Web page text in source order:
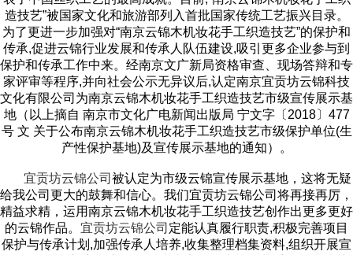
造技艺”被国家文化和旅游部列入首批国家传统工艺振兴目录。
为了更进一步加强对“南京云锦木机妆花手工织造技艺”的保护和
传承,促进云锦行业发展和传承人队伍建设,吸引更多企业参与到
保护和传承工作中来。经南京文广新局资格审查、现场答辩和专
家评审等程序,并向社会公示无异议后,认定南京宜贡坊云锦科技
文化有限公司为南京云锦木机妆花手工织造技艺市级宣传展示基
地（以上摘自 南京市文化广电新闻出版局 宁文字〔2018〕477
号 文 关于公布南京云锦木机妆花手工织造技艺市级保护单位(生
产性保护基地)及宣传展示基地的通知）。
宜贡坊云锦公司 被认定为市级云锦宣传展示基地，这将无疑
给我公司更大的鼓舞和信心。我们宜贡坊云锦公司将再接再厉，
精益求精，运用南京云锦木机妆花手工织造技艺创作出更多更好
的云锦作品。 宜贡坊云锦公司 定能认真履行职责,积极完善项目
保护与传承计划,加强传承人培养,收集整理档集资料,组织开展宣